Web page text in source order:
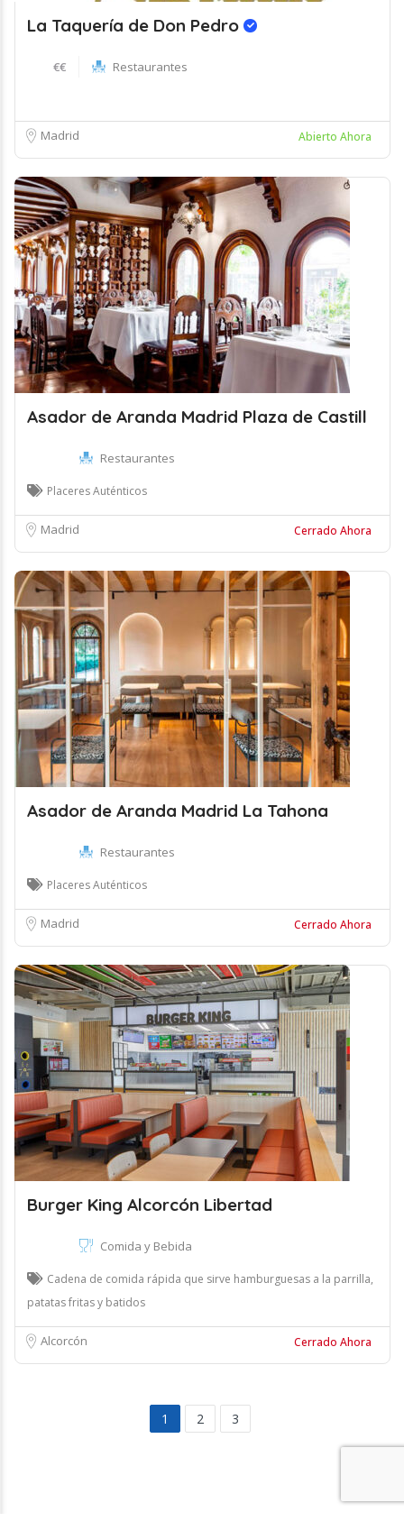
La Taquería de Don Pedro
€€ Restaurantes
Madrid Abierto Ahora
Asador de Aranda Madrid Plaza de Castill
Restaurantes
Placeres Auténticos
Madrid Cerrado Ahora
Asador de Aranda Madrid La Tahona
Restaurantes
Placeres Auténticos
Madrid Cerrado Ahora
Burger King Alcorcón Libertad
Comida y Bebida
Cadena de comida rápida que sirve hamburguesas a la parrilla,
patatas fritas y batidos
Alcorcón Cerrado Ahora
1 2 3